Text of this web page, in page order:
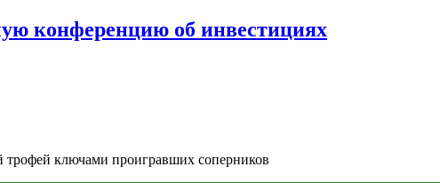
конференцию об инвестициях
трофей ключами проигравших соперников